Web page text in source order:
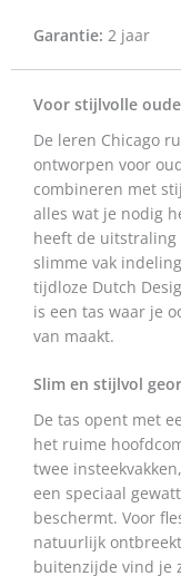
Garantie: 2 jaar
Voor stijlvolle
De leren Chicago
ontworpen voor
combineren met
alles wat je nodig
heeft de uitstraling
slimme vak
tijdloze Dutch
is een tas waar je
van maakt.
Slim en stijlvol
De tas opent met
het ruime
twee
een speciaal
beschermt. Voor
natuurlijk
buitenzijde vind je